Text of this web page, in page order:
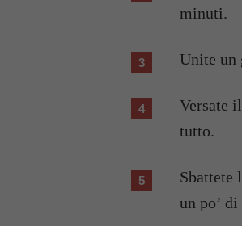
minuti.
Unite un
Versate
tutto.
Sbattete
un po’